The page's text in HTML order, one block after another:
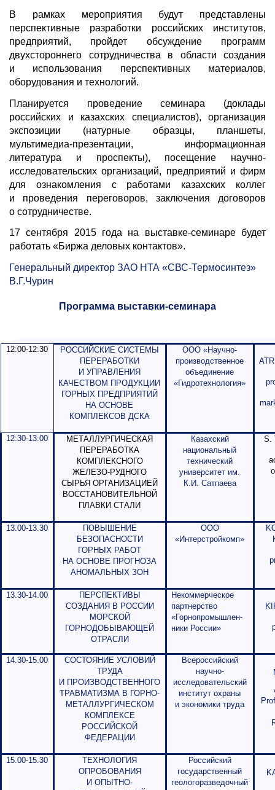
В рамках мероприятия будут представлены
перспективные разработки российских институтов,
предприятий, пройдет обсуждение программ
двухстороннего сотрудничества в области создания
и использования перспективных материалов,
оборудования и технологий.
Планируется проведение семинара (доклады
российских и казахских специалистов), организация
экспозиции (натурные образцы, планшеты,
мультимедиа-презентации, информационная
литература и проспекты), посещение научно-
исследовательских организаций, предприятий и фирм
для ознакомления с работами казахских коллег
и проведения переговоров, заключения договоров
о сотрудничестве.
17 сентября 2015 года на выставке-семинаре будет
работать «Биржа деловых контактов».
Генеральный директор ЗАО НТА «СВС-Термосинтез»
В.Г.Чурин
Программа выставки-семинара
12:00-12:30
РОССИЙСКИЕ СИСТЕМЫ
ПЕРЕРАБОТКИ
И УПРАВЛЕНИЯ
КАЧЕСТВОМ ПРОДУКЦИИ
ГОРНЫХ ПРЕДПРИЯТИЙ
НА ОСНОВЕ
КОМПЛЕКСОВ ДСКА
ООО «Научно-
производственное
объединение
«Гидротехнология»
12:30-13:00
МЕТАЛЛУРГИЧЕСКАЯ
ПЕРЕРАБОТКА
КОМПЛЕКСНОГО
ЖЕЛЕЗО-РУДНОГО
СЫРЬЯ ОРГАНИЗАЦИЕЙ
ВОССТАНОВИТЕЛЬНОЙ
ПЛАВКИ СТАЛИ
Казахский
национальный
технический
университет им.
К.И. Сатпаева
S.
13.00-13.30
ПОВЫШЕНИЕ
БЕЗОПАСНОСТИ
ГОРНЫХ РАБОТ
НА ОСНОВЕ ПРОГНОЗА
АНОМАЛЬНЫХ ЗОН
ООО
«Интерстройкомп»
13.30-14.00
ПЕРСПЕКТИВЫ
СОЗДАНИЯ В РОССИИ
МОРСКОЙ
ГОРНОДОБЫВАЮЩЕЙ
ОТРАСЛИ
Некоммерческое
партнерство
«Горнопромышлен-
ники России»
14.30-15.00
СОСТОЯНИЕ УСЛОВИЙ
ТРУДА
И ПРОИЗВОДСТВЕННОГО
ТРАВМАТИЗМА В ГОРНО-
МЕТАЛЛУРГИЧЕСКОМ
КОМПЛЕКСЕ
РОССИЙСКОЙ
ФЕДЕРАЦИИ
Всероссийский
научно-
исследовательский
институт охраны
и экономики труда
15.00-15.30
ТЕХНОЛОГИЯ
ОПРОБОВАНИЯ
И ОПЫТНО-
Российский
государственный
геологоразведочный